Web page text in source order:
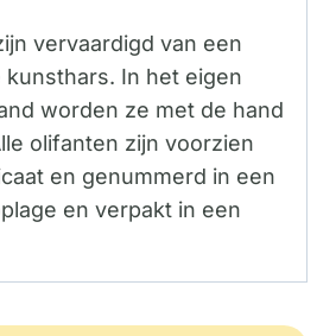
vervaardigd van een
kunsthars. In het eigen
worden ze met de hand
olifanten zijn voorzien
en genummerd in een
en verpakt in een